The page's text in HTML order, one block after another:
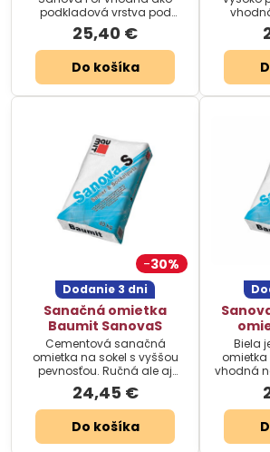
podkladová vrstva pod
omietky SanovaMonoTrass,
SanovaL a SanovaS.
25,40 €
Do košíka
30%
Dodanie 3 dni
Sanačná omietka
Baumit SanovaS
Cementová sanačná
omietka na sokel s vyššou
pevnosťou. Ručná ale aj
strojová omietka pre použitie
v exteriéri a interiéri.
24,45 €
Do košíka
Biela
vhodná